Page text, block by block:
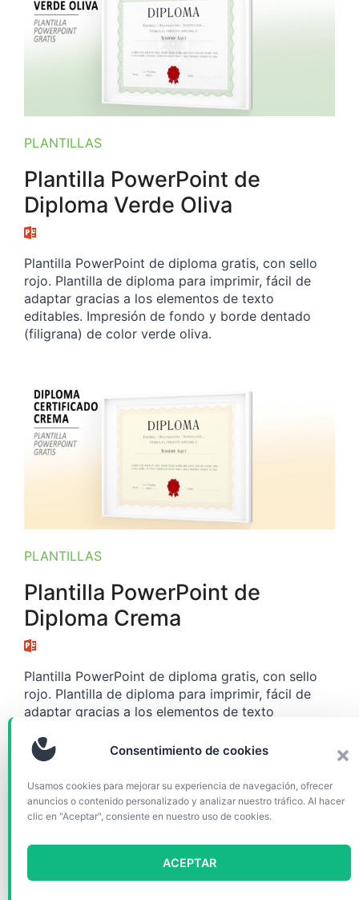
Consentimiento de cookies
Usamos cookies para mejorar su experiencia de navegación, ofrecer
anuncios o contenido personalizado y analizar nuestro tráfico. Al hacer
clic en "Aceptar", consiente en nuestro uso de cookies.
ACEPTAR
PLANTILLAS
Plantilla PowerPoint de
Diploma Verde Oliva
Plantilla PowerPoint de diploma gratis, con sello
rojo. Plantilla de diploma para imprimir, fácil de
adaptar gracias a los elementos de texto
editables. Impresión de fondo y borde dentado
(filigrana) de color verde oliva.
PLANTILLAS
Plantilla PowerPoint de
Diploma Crema
Plantilla PowerPoint de diploma gratis, con sello
rojo. Plantilla de diploma para imprimir, fácil de
adaptar gracias a los elementos de texto